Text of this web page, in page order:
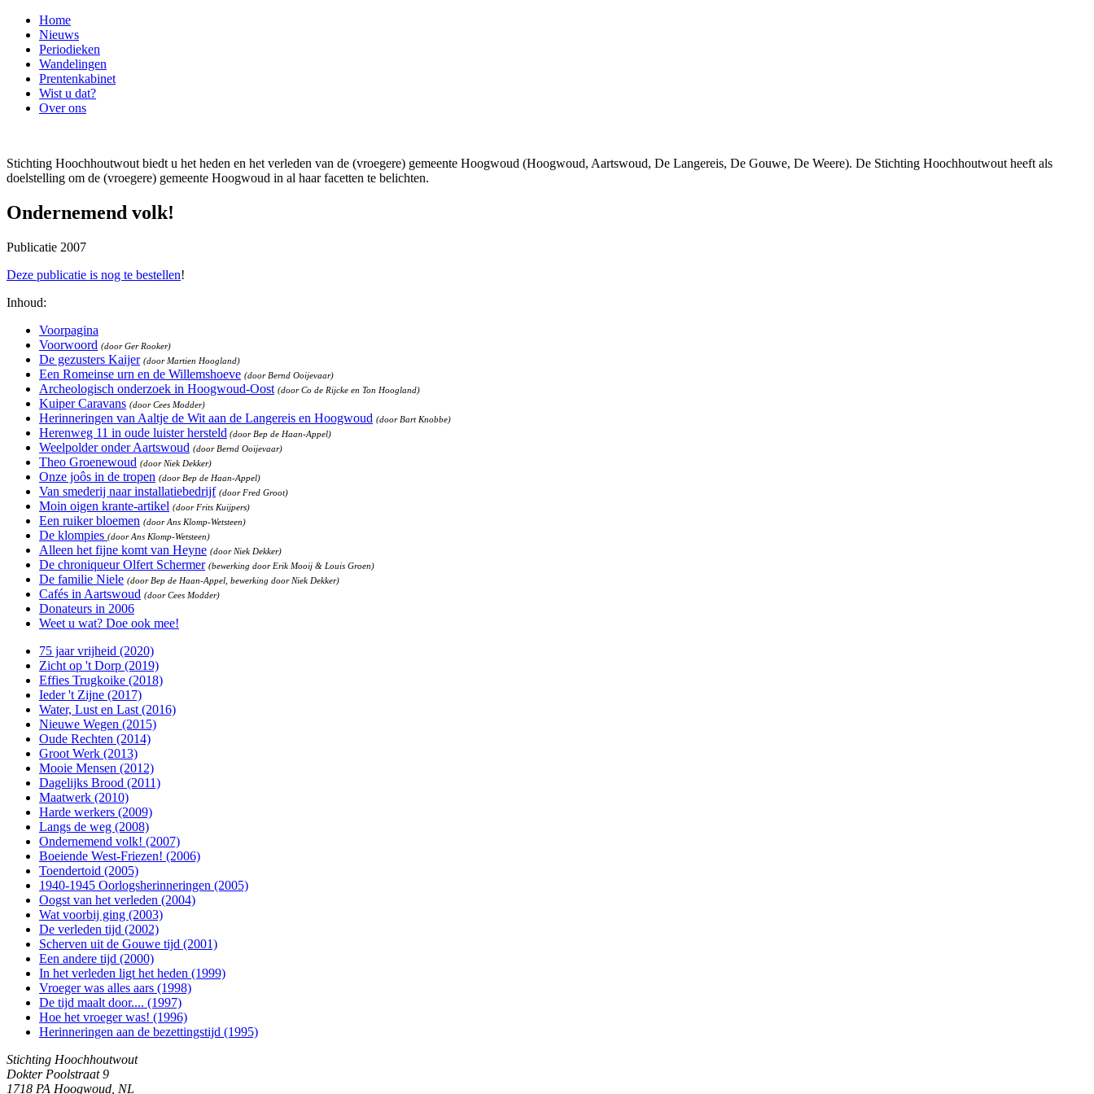
Home
Nieuws
Periodieken
Wandelingen
Prentenkabinet
Wist u dat?
Over ons
Stichting Hoochhoutwout biedt u het heden en het verleden van de (vroegere) gemeente Hoogwoud (Hoogwoud, Aartswoud, De Langereis, De Gouwe, De Weere). De Stichting Hoochhoutwout heeft als
doelstelling om de (vroegere) gemeente Hoogwoud in al haar facetten te belichten.
Ondernemend volk!
Publicatie 2007
Deze publicatie is nog te bestellen!
Inhoud:
Voorpagina
Voorwoord (door Ger Rooker)
De gezusters Kaijer (door Martien Hoogland)
Een Romeinse urn en de Willemshoeve (door Bernd Ooijevaar)
Archeologisch onderzoek in Hoogwoud-Oost (door Co de Rijcke en Ton Hoogland)
Kuiper Caravans (door Cees Modder)
Herinneringen van Aaltje de Wit aan de Langereis en Hoogwoud (door Bart Knobbe)
Herenweg 11 in oude luister hersteld (door Bep de Haan-Appel)
Weelpolder onder Aartswoud (door Bernd Ooijevaar)
Theo Groenewoud (door Niek Dekker)
Onze joôs in de tropen (door Bep de Haan-Appel)
Van smederij naar installatiebedrijf (door Fred Groot)
Moin oigen krante-artikel (door Frits Kuijpers)
Een ruiker bloemen (door Ans Klomp-Wetsteen)
De klompies (door Ans Klomp-Wetsteen)
Alleen het fijne komt van Heyne (door Niek Dekker)
De chroniqueur Olfert Schermer (bewerking door Erik Mooij & Louis Groen)
De familie Niele (door Bep de Haan-Appel, bewerking door Niek Dekker)
Cafés in Aartswoud (door Cees Modder)
Donateurs in 2006
Weet u wat? Doe ook mee!
75 jaar vrijheid (2020)
Zicht op 't Dorp (2019)
Effies Trugkoike (2018)
Ieder 't Zijne (2017)
Water, Lust en Last (2016)
Nieuwe Wegen (2015)
Oude Rechten (2014)
Groot Werk (2013)
Mooie Mensen (2012)
Dagelijks Brood (2011)
Maatwerk (2010)
Harde werkers (2009)
Langs de weg (2008)
Ondernemend volk! (2007)
Boeiende West-Friezen! (2006)
Toendertoid (2005)
1940-1945 Oorlogsherinneringen (2005)
Oogst van het verleden (2004)
Wat voorbij ging (2003)
De verleden tijd (2002)
Scherven uit de Gouwe tijd (2001)
Een andere tijd (2000)
In het verleden ligt het heden (1999)
Vroeger was alles aars (1998)
De tijd maalt door.... (1997)
Hoe het vroeger was! (1996)
Herinneringen aan de bezettingstijd (1995)
Stichting Hoochhoutwout
Dokter Poolstraat 9
1718 PA Hoogwoud, NL